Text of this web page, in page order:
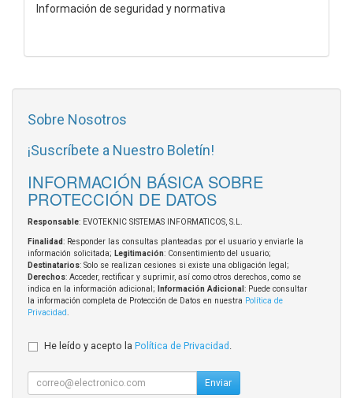
Información de seguridad y normativa
Sobre Nosotros
¡Suscríbete a Nuestro Boletín!
INFORMACIÓN BÁSICA SOBRE
PROTECCIÓN DE DATOS
Responsable: EVOTEKNIC SISTEMAS INFORMATICOS, S.L.
Finalidad: Responder las consultas planteadas por el usuario y enviarle la
información solicitada; Legitimación: Consentimiento del usuario;
Destinatarios: Solo se realizan cesiones si existe una obligación legal;
Derechos: Acceder, rectificar y suprimir, así como otros derechos, como se
indica en la información adicional;
Información Adicional : Puede consultar
la información completa de Protección de Datos en nuestra Política de
Privacidad
He leído y acepto la Política de Privacidad
Enviar